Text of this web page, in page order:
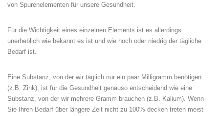
von Spurenelementen für unsere Gesundheit.
Für die Wichtigkeit eines einzelnen Elements ist es allerdings
unerheblich wie bekannt es ist und wie hoch oder niedrig der tägliche
Bedarf ist.
Eine Substanz, von der wir täglich nur ein paar Milligramm benötigen
(z.B. Zink), ist für die Gesundheit genauso entscheidend wie eine
Substanz, von der wir mehrere Gramm brauchen (z.B. Kalium). Wenn
Sie Ihren Bedarf über längere Zeit nicht zu 100% decken treten meist